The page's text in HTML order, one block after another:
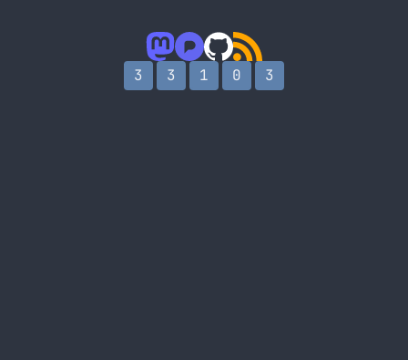
tarvitsee tämänkaltaisia komentoja.
3 3 1 0 3